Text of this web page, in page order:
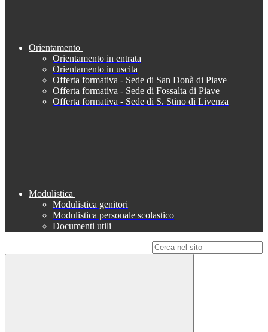
Orientamento
Orientamento in entrata
Orientamento in uscita
Offerta formativa - Sede di San Donà di Piave
Offerta formativa - Sede di Fossalta di Piave
Offerta formativa - Sede di S. Stino di Livenza
Modulistica
Modulistica genitori
Modulistica personale scolastico
Documenti utili